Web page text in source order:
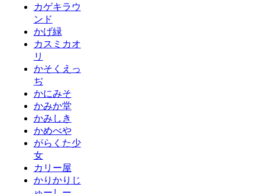
カゲキラウ
ンド
かげ緑
カスミカオ
リ
かそくえっ
ぢ
かにみそ
かみか堂
かみしき
かめべや
がらくた少
女
カリー屋
かりかりじ